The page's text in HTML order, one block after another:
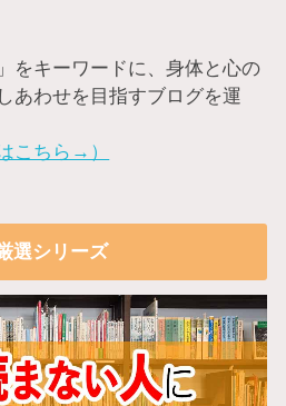
をキーワードに、身体と心の
あわせを目指すブログを運
こちら→）
選シリーズ